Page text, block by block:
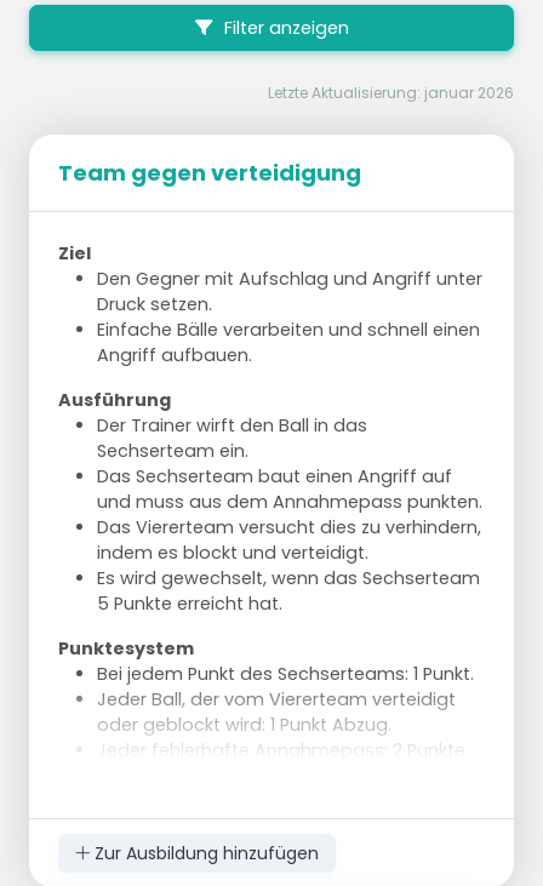
Filter anzeigen
Letzte Aktualisierung: januar 2026
Team gegen verteidigung
Ziel
Den Gegner mit Aufschlag und Angriff unter
Druck setzen.
Einfache Bälle verarbeiten und schnell einen
Angriff aufbauen.
Ausführung
Der Trainer wirft den Ball in das
Sechserteam ein.
Das Sechserteam baut einen Angriff auf
und muss aus dem Annahmepass punkten.
Das Viererteam versucht dies zu verhindern,
indem es blockt und verteidigt.
Es wird gewechselt, wenn das Sechserteam
5 Punkte erreicht hat.
Punktesystem
Bei jedem Punkt des Sechserteams: 1 Punkt.
Jeder Ball, der vom Viererteam verteidigt
oder geblockt wird: 1 Punkt Abzug.
Jeder fehlerhafte Annahmepass: 2 Punkte
Akzente
Verantwortung übernehmen.
Unter den Ball kommen und präzise spielen.
Zur Ausbildung hinzufügen